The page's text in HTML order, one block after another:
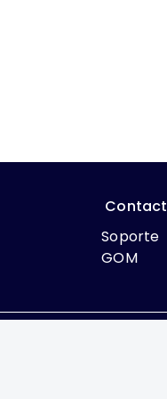
Soporte
GOM